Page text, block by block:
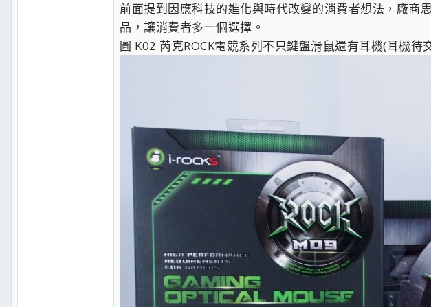
前面提到因應科技的進化與時代改變的消費者想法，廠商
品，讓消費者多一個選擇。
圖 K02 芮克ROCK電競系列不只鍵盤滑鼠還有耳機(耳機待